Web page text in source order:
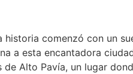
historia comenzó con un
a esta encantadora
de Alto Pavía, un lugar